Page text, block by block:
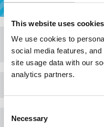
This website uses cookies
We use cookies to
social media features,
site usage data with our
analytics partners.
Selection
Necessary
zurück zum Shop
zurück zum Shop